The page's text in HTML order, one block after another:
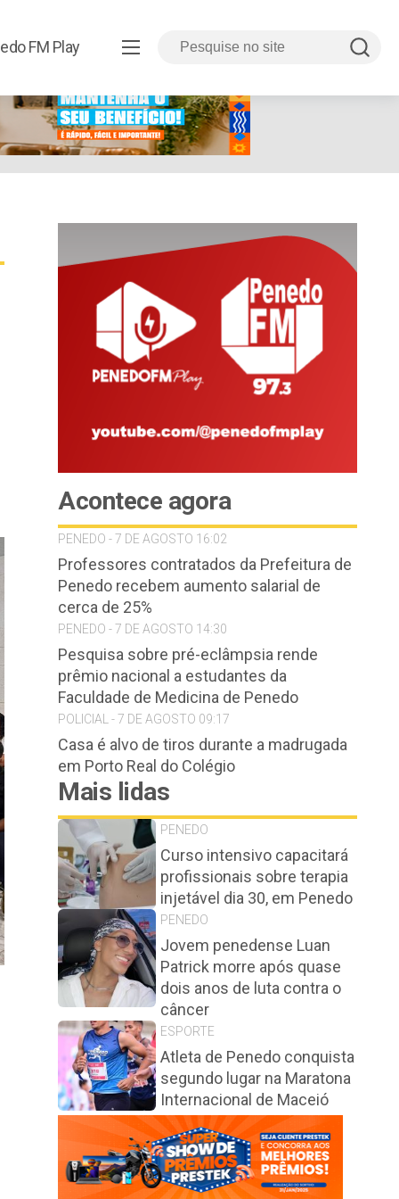
FM Play
Acontece agora
PENEDO - 7 DE AGOSTO 16:02
Professores contratados da Prefeitura de
Penedo recebem aumento salarial de
cerca de 25%
PENEDO - 7 DE AGOSTO 14:30
Pesquisa sobre pré-eclâmpsia rende
prêmio nacional a estudantes da
Faculdade de Medicina de Penedo
POLICIAL - 7 DE AGOSTO 09:17
Casa é alvo de tiros durante a madrugada
em Porto Real do Colégio
Mais lidas
PENEDO
Curso intensivo capacitará
profissionais sobre terapia
injetável dia 30, em Penedo
PENEDO
Jovem penedense Luan
Patrick morre após quase
dois anos de luta contra o
câncer
ESPORTE
Atleta de Penedo conquista
segundo lugar na Maratona
Internacional de Maceió